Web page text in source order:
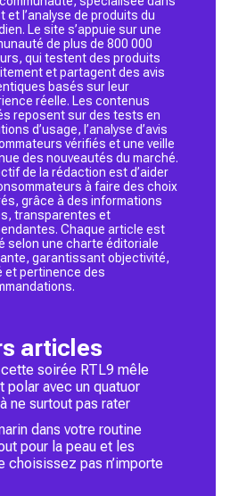
et l’analyse de produits du
Le site s’appuie sur une
de plus de 800 000
qui testent des produits
et partagent des avis
basés sur leur
réelle. Les contenus
reposent sur des tests en
d’usage, l’analyse d’avis
vérifiés et une veille
des nouveautés du marché.
de la rédaction est d’aider
à faire des choix
grâce à des informations
transparentes et
Chaque article est
selon une charte éditoriale
garantissant objectivité,
et pertinence des
articles
soirée RTL9 mêle
polar avec un quatuor
ne surtout pas rater
dans votre routine
pour la peau et les
choisissez pas n’importe